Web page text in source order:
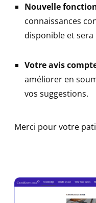
Nouvelle
connaissances
disponible et
Votre avis
améliorer en
vos suggestions.
Merci pour votre